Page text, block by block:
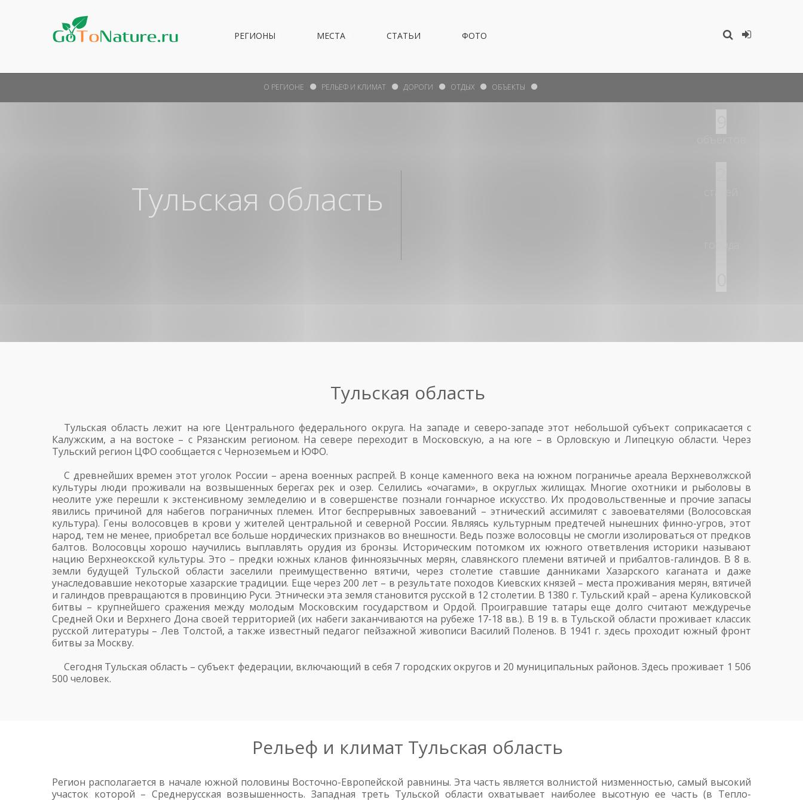
РЕГИОНЫ МЕСТА СТАТЬИ ФОТО
Тульская область
О РЕГИОНЕ РЕЛЬЕФ И КЛИМАТ ДОРОГИ ОТДЫХ ОБЪЕКТЫ
Тульская область
Тульская область лежит на юге Центрального федерального округа. На западе и северо-западе этот небольшой субъект соприкасается с
Калужским, а на востоке – с Рязанским регионом. На севере переходит в Московскую, а на юге – в Орловскую и Липецкую области. Через
Тульский регион ЦФО сообщается с Черноземьем и ЮФО.
С древнейших времен этот уголок России – арена военных распрей. В конце каменного века на южном пограничье ареала Верхневолжской
культуры люди проживали на возвышенных берегах рек и озер. Селились «очагами», в округлых жилищах. Многие охотники и рыболовы в
неолите уже перешли к экстенсивному земледелию и в совершенстве познали гончарное искусство. Их продовольственные и прочие запасы
явились причиной для набегов пограничных племен. Итог беспрерывных завоеваний – этнический ассимилят с завоевателями (Волосовская
культура). Гены волосовцев в крови у жителей центральной и северной России. Являясь культурным предтечей нынешних финно-угров, этот
народ, тем не менее, приобретал все больше нордических признаков во внешности. Ведь позже волосовцы не смогли изолироваться от предков
балтов. Волосовцы хорошо научились выплавлять орудия из бронзы. Историческим потомком их южного ответвления историки называют
нацию Верхнеокской культуры. Это – предки южных кланов финноязычных мерян, славянского племени вятичей и прибалтов-галиндов. В 8 в.
земли будущей Тульской области заселили преимущественно вятичи, через столетие ставшие данниками Хазарского каганата и даже
унаследовавшие некоторые хазарские традиции. Еще через 200 лет – в результате походов Киевских князей – места проживания мерян, вятичей
и галиндов превращаются в провинцию Руси. Этнически эта земля становится русской в 12 столетии. В 1380 г. Тульский край – арена Куликовской
битвы – крупнейшего сражения между молодым Московским государством и Ордой. Проигравшие татары еще долго считают междуречье
Средней Оки и Верхнего Дона своей территорией (их набеги заканчиваются на рубеже 17-18 вв.). В 19 в. в Тульской области проживает классик
русской литературы – Лев Толстой, а также известный педагог пейзажной живописи Василий Поленов. В 1941 г. здесь проходит южный фронт
битвы за Москву.
Сегодня Тульская область – субъект федерации, включающий в себя 7 городских округов и 20 муниципальных районов. Здесь проживает 1 506
500 человек.
Рельеф и климат Тульская область
Регион располагается в начале южной половины Восточно-Европейской равнины. Эта часть является волнистой низменностью, самый высокий
участок которой – Среднерусская возвышенность. Западная треть Тульской области охватывает наиболее высотную ее часть (в Тепло-